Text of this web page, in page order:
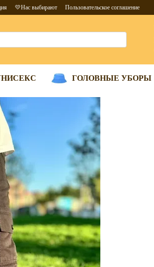
💛Нас выбирают Пользовательское соглашение
ГОЛОВНЫЕ УБОРЫ